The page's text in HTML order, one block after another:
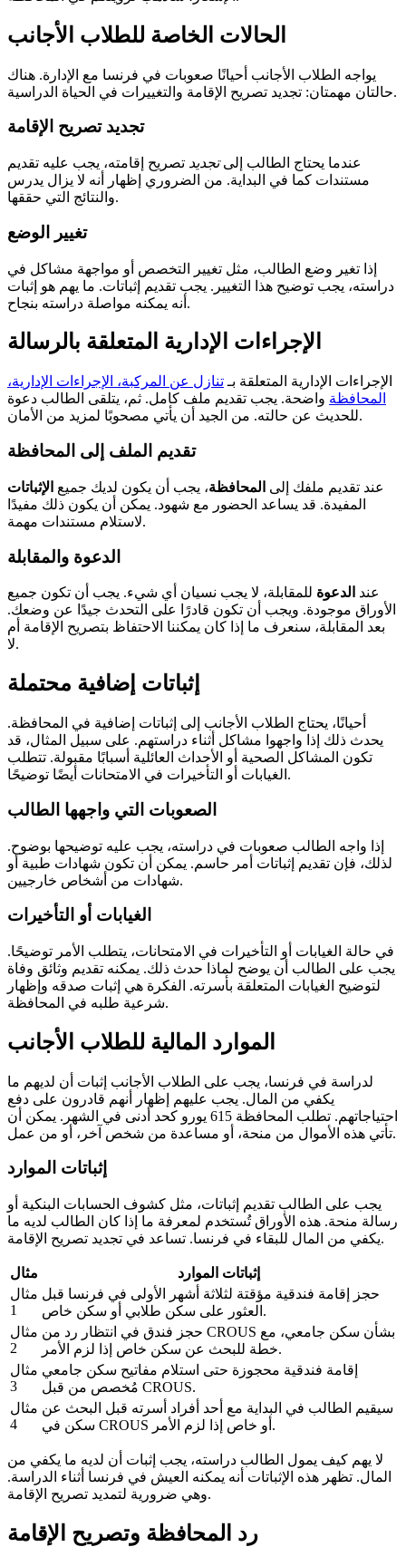
الحالات الخاصة للطلاب الأجانب
يواجه الطلاب الأجانب أحيانًا صعوبات في فرنسا مع الإدارة. هناك
حالتان مهمتان: تجديد تصريح الإقامة والتغييرات في الحياة الدراسية.
تجديد تصريح الإقامة
عندما يحتاج الطالب إلىتجديد تصريح إقامته، يجب عليه تقديم
مستندات كما في البداية. من الضروري إظهار أنه لا يزال يدرس
والنتائج التي حققها.
تغيير الوضع
إذا تغير وضع الطالب، مثل تغيير التخصص أو مواجهة مشاكل في
دراسته، يجب توضيح هذا التغيير. يجب تقديم إثباتات. ما يهم هو إثبات
أنه يمكنه مواصلة دراسته بنجاح.
الإجراءات الإدارية المتعلقة بالرسالة
الإجراءات الإدارية المتعلقة بـ تنازل عن المركبة، الإجراءات الإدارية،
المحافظة واضحة. يجب تقديم ملف كامل. ثم، يتلقى الطالب دعوة
للحديث عن حالته. من الجيد أن يأتي مصحوبًا لمزيد من الأمان.
تقديم الملف إلى المحافظة
عند تقديم ملفك إلى المحافظة، يجب أن يكون لديك جميع الإثباتات
المفيدة. قد يساعد الحضور مع شهود. يمكن أن يكون ذلك مفيدًا
لاستلام مستندات مهمة.
الدعوة والمقابلة
عند الدعوة للمقابلة، لا يجب نسيان أي شيء. يجب أن تكون جميع
الأوراق موجودة. ويجب أن تكون قادرًا على التحدث جيدًا عن وضعك.
بعد المقابلة، سنعرف ما إذا كان يمكننا الاحتفاظ بتصريح الإقامة أم
لا.
إثباتات إضافية محتملة
أحيانًا، يحتاج الطلاب الأجانب إلى إثباتات إضافية في المحافظة.
يحدث ذلك إذا واجهوا مشاكل أثناء دراستهم. على سبيل المثال، قد
تكون المشاكل الصحية أو الأحداث العائلية أسبابًا مقبولة. تتطلب
الغيابات أو التأخيرات في الامتحانات أيضًا توضيحًا.
الصعوبات التي واجهها الطالب
إذا واجه الطالب صعوبات في دراسته، يجب عليه توضيحها بوضوح.
لذلك، فإن تقديم إثباتات أمر حاسم. يمكن أن تكون شهادات طبية أو
شهادات من أشخاص خارجيين.
الغيابات أو التأخيرات
في حالة الغيابات أو التأخيرات في الامتحانات، يتطلب الأمر توضيحًا.
يجب على الطالب أن يوضح لماذا حدث ذلك. يمكنه تقديم وثائق وفاة
لتوضيح الغيابات المتعلقة بأسرته. الفكرة هي إثبات صدقه وإظهار
شرعية طلبه في المحافظة.
الموارد المالية للطلاب الأجانب
لدراسة في فرنسا، يجب على الطلاب الأجانب إثبات أن لديهم ما
يكفي من المال. يجب عليهم إظهار أنهم قادرون على دفع
احتياجاتهم. تطلب المحافظة 615 يورو كحد أدنى في الشهر. يمكن أن
تأتي هذه الأموال من منحة، أو مساعدة من شخص آخر، أو من عمل.
إثباتات الموارد
يجب على الطالب تقديم إثباتات، مثل كشوف الحسابات البنكية أو
رسالة منحة. هذه الأوراق تُستخدم لمعرفة ما إذا كان الطالب لديه ما
يكفي من المال للبقاء في فرنسا. تساعد في تجديد تصريح الإقامة.
مثال
إثباتات الموارد
مثال
1
حجز إقامة فندقية مؤقتة لثلاثة أشهر الأولى في فرنسا قبل
العثور على سكن طلابي أو سكن خاص.
مثال
2
حجز فندق في انتظار رد من CROUS بشأن سكن جامعي، مع
خطة للبحث عن سكن خاص إذا لزم الأمر.
مثال
3
إقامة فندقية محجوزة حتى استلام مفاتيح سكن جامعي
مُخصص من قبل CROUS.
مثال
4
سيقيم الطالب في البداية مع أحد أفراد أسرته قبل البحث عن
سكن في CROUS أو خاص إذا لزم الأمر.
لا يهم كيف يمول الطالب دراسته، يجب إثبات أن لديه ما يكفي من
المال. تظهر هذه الإثباتات أنه يمكنه العيش في فرنسا أثناء الدراسة.
وهي ضرورية لتمديد تصريح الإقامة.
رد المحافظة وتصريح الإقامة